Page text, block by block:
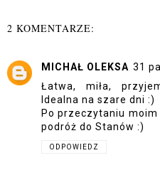
2 KOMENTARZE:
MICHAŁ OLEKSA 31
Łatwa, miła,
Idealna na szare dni :)
Po przeczytaniu
podróż do Stanów :)
ODPOWIEDZ